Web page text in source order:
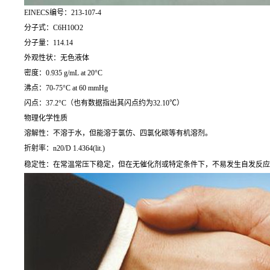
EINECS编号：213-107-4
分子式：C6H10O2
分子量：114.14
外观性状：无色液体
密度：0.935 g/mL at 20°C
沸点：70-75°C at 60 mmHg
闪点：37.2°C（也有数据指出其闪点约为32.10℃）
物理化学性质
溶解性：不溶于水，但能溶于氯仿、四氯化碳等有机溶剂。
折射率：n20/D 1.4364(lit.)
稳定性：在常温常压下稳定，但在无催化剂或特定条件下，不易发生自发反